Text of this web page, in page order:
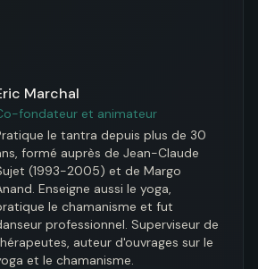
Marchal
fondateur et animateur
le tantra depuis plus de 30
formé auprès de Jean-Claude
(1993-2005) et de Margo
Enseigne aussi le yoga,
le chamanisme et fut
professionnel. Superviseur de
auteur d'ouvrages sur le
et le chamanisme.